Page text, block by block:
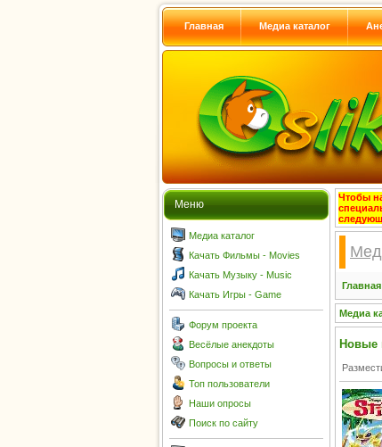
Главная Медиа каталог
Меню
Медиа каталог
Качать Фильмы - Movies
Качать Музыку - Music
Качать Игры - Game
Форум проекта
Весёлые анекдоты
Вопросы и ответы
Топ пользователи
Наши опросы
Поиск по сайту
Чтобы
Главная
Медиа
Новые